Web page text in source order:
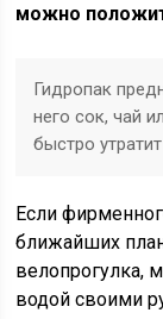
можно
Гидропак
него сок, чай
быстро
Если
ближайших
велопрогулка,
водой своими